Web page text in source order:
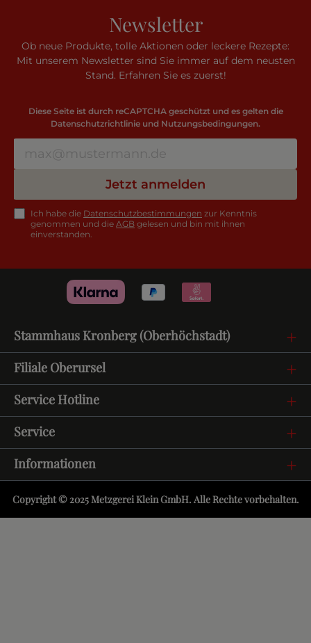
Newsletter
Ob neue Produkte, tolle Aktionen oder leckere Rezepte:
Mit unserem Newsletter sind Sie immer auf dem neusten
Stand. Erfahren Sie es zuerst!
Diese Seite ist durch reCAPTCHA geschützt und es gelten die
Datenschutzrichtlinie und Nutzungsbedingungen.
Jetzt anmelden
Ich habe die Datenschutzbestimmungen zur Kenntnis
genommen und die AGB gelesen und bin mit ihnen
einverstanden.
Filiale Oberursel
Stammhaus Kronberg (Oberhöchstadt)
Service Hotline
Service
Informationen
Copyright © 2025 Metzgerei Klein GmbH. Alle Rechte vorbehalten.